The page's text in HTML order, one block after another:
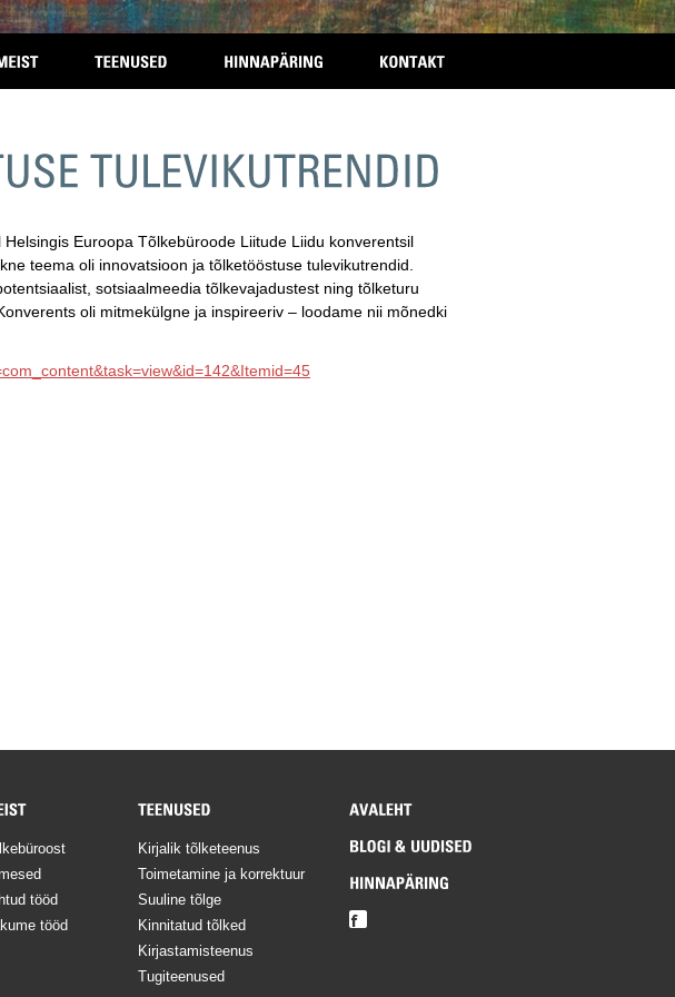
Euroopa Tõlkebüroode Liitude Liidu konverentsil
teema oli innovatsioon ja tõlketööstuse tulevikutrendid.
sotsiaalmeedia tõlkevajadustest ning tõlketuru
oli mitmekülgne ja inspireeriv – loodame nii mõnedki
Kirjalik tõlketeenus
Toimetamine ja korrektuur
Suuline tõlge
Kinnitatud tõlked
Kirjastamisteenus
Tugiteenused
tööd
tööd